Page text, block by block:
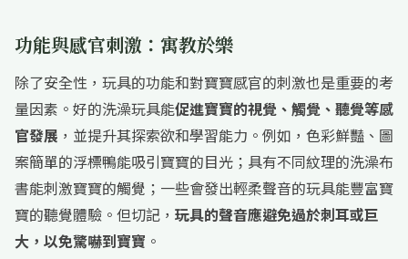
功能與感官刺激：寓教於樂
除了安全性，玩具的功能和對寶寶感官的刺激也是重要的考
量因素。好的洗澡玩具能促進寶寶的視覺、觸覺、聽覺等感
官發展 ，並提升其探索欲和學習能力。例如，色彩鮮豔、圖
案簡單的浮標鴨能吸引寶寶的目光；具有不同紋理的洗澡布
書能刺激寶寶的觸覺；一些會發出輕柔聲音的玩具能豐富寶
寶的聽覺體驗。但切記， 玩具的聲音應避免過於刺耳或巨
大，以免驚嚇到寶寶 。